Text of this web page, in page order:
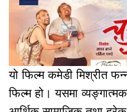
यो फिल्म कमेडी मिश्रीत
फिल्म हो। यसमा